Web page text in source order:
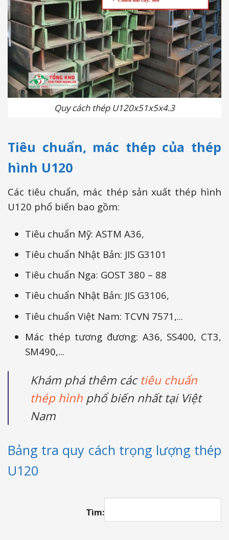
Quy cách thép U120x51x5x4.3
Tiêu chuẩn, mác thép của thép
hình U120
Các tiêu chuẩn, mác thép sản xuất thép hình
U120 phổ biến bao gồm:
Tiêu chuẩn Mỹ:ASTM A36,
Tiêu chuẩn Nhật Bản: JIS G3101
Tiêu chuẩn Nga: GOST 380 – 88
Tiêu chuẩn Nhật Bản: JIS G3106,
Tiêu chuẩn Việt Nam: TCVN 7571,...
Mác thép tương đương: A36, SS400, CT3,
SM490,...
Khám phá thêm cáctiêu chuẩn
thép hìnhphổ biến nhất tại Việt
Nam
Bảng tra quy cách trọng lượng thép
U120
Tìm: